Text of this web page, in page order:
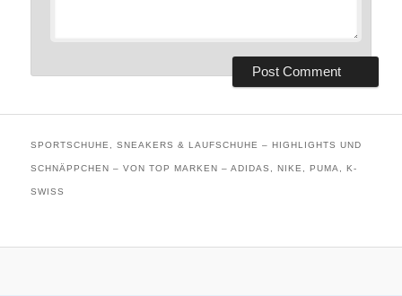
SPORTSCHUHE, SNEAKERS & LAUFSCHUHE – HIGHLIGHTS UND
SCHNÄPPCHEN – VON TOP MARKEN – ADIDAS, NIKE, PUMA, K-
SWISS